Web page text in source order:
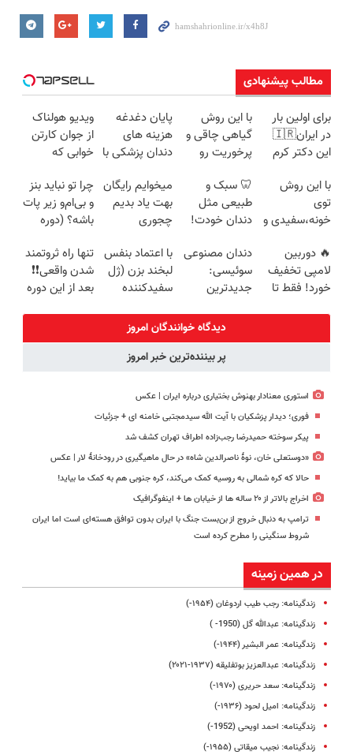
مطالب پیشنهادی
برای اولین بار
در ایران🇮🇷
این دکتر کرم
روزه ساخت!
با این روش
گیاهی چاقی و
پرخوریت رو
پایان دغدغه
هزینه های
دندان پزشکی با
کننده خانگی
ویدیو هولناک
از جوان کارتن
خوابی که
آموزش رایگان
با این روش
توی
خونه،سفیدی و
برگردون
(40%off)
🦷 سبک و
طبیعی مثل
دندان خودت!
پرداخت
اقساطی 💳 📍
تهران
میخوایم رایگان
بهت یاد بدیم
چجوری
نداری امتحانش
مجانیه
چرا تو نباید بنز
و بی‌ام‌و زیر پات
باشه؟ (دوره
میلیاردی)
🔥 دوربین
لامپی تخفیف
خورد! فقط تا
دندان مصنوعی
سوئیسی:
جدیدترین
سبک و مقاوم |
پرداخت قسطی
با اعتماد بنفس
لبخند بزن (ژل
سفیدکننده
تنها راه ثروتمند
شدن واقعی❗❗
بعد از این دوره
دیدگاه خوانندگان امروز
پر بیننده‌ترین خبر امروز
استوری معنادار بهنوش بختیاری درباره ایران | عکس
فوری؛ دیدار پزشکیان با آیت الله سیدمجتبی خامنه ای + جزئیات
پیکر سوخته حمیدرضا رجب‌زاده اطراف تهران کشف شد
«دوستعلی خان، نوۀ ناصرالدین شاه» در حال ماهیگیری در رودخانۀ لار | عکس
حالا که کره شمالی به روسیه کمک می‌کند، کره جنوبی هم به کمک ما بیاید!
اخراج بالاتر از ۲۰ ساله ها از خیابان ها + اینفوگرافیک
ترامپ به دنبال خروج از بن‌بست جنگ با ایران بدون توافق هسته‌ای است اما ایران
شروط سنگینی را مطرح کرده است
در همین زمینه
زندگینامه: رجب طیب اردوغان (۱۹۵۴-)
زندگینامه: عبدالله گل (1950- )
زندگینامه: عمر البشیر (۱۹۴۴-)
زندگینامه: عبدالعزیز بوتفلیقه (۱۹۳۷-۲۰۲۱)
زندگینامه: سعد حریری (۱۹۷۰-)
زندگینامه: امیل لحود (۱۹۳۶-)
زندگینامه: احمد اویحی (1952-)
زندگینامه: نجیب میقاتی (۱۹۵۵-)